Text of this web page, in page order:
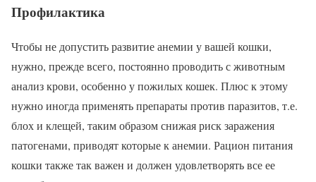
Профилактика
Чтобы не допустить развитие анемии у вашей кошки,
нужно, прежде всего, постоянно проводить с животным
анализ крови, особенно у пожилых кошек. Плюс к этому
нужно иногда применять препараты против паразитов, т.е.
блох и клещей, таким образом снижая риск заражения
патогенами, приводят которые к анемии. Рацион питания
кошки также так важен и должен удовлетворять все ее